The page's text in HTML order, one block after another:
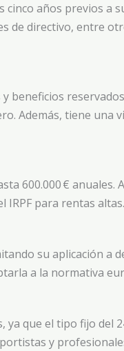
años previos a
directivo, entre
beneficios
Además, tiene una
600.000 €
IRPF para rentas altas.
su aplicación a
a la normativa
que el tipo fijo del
y